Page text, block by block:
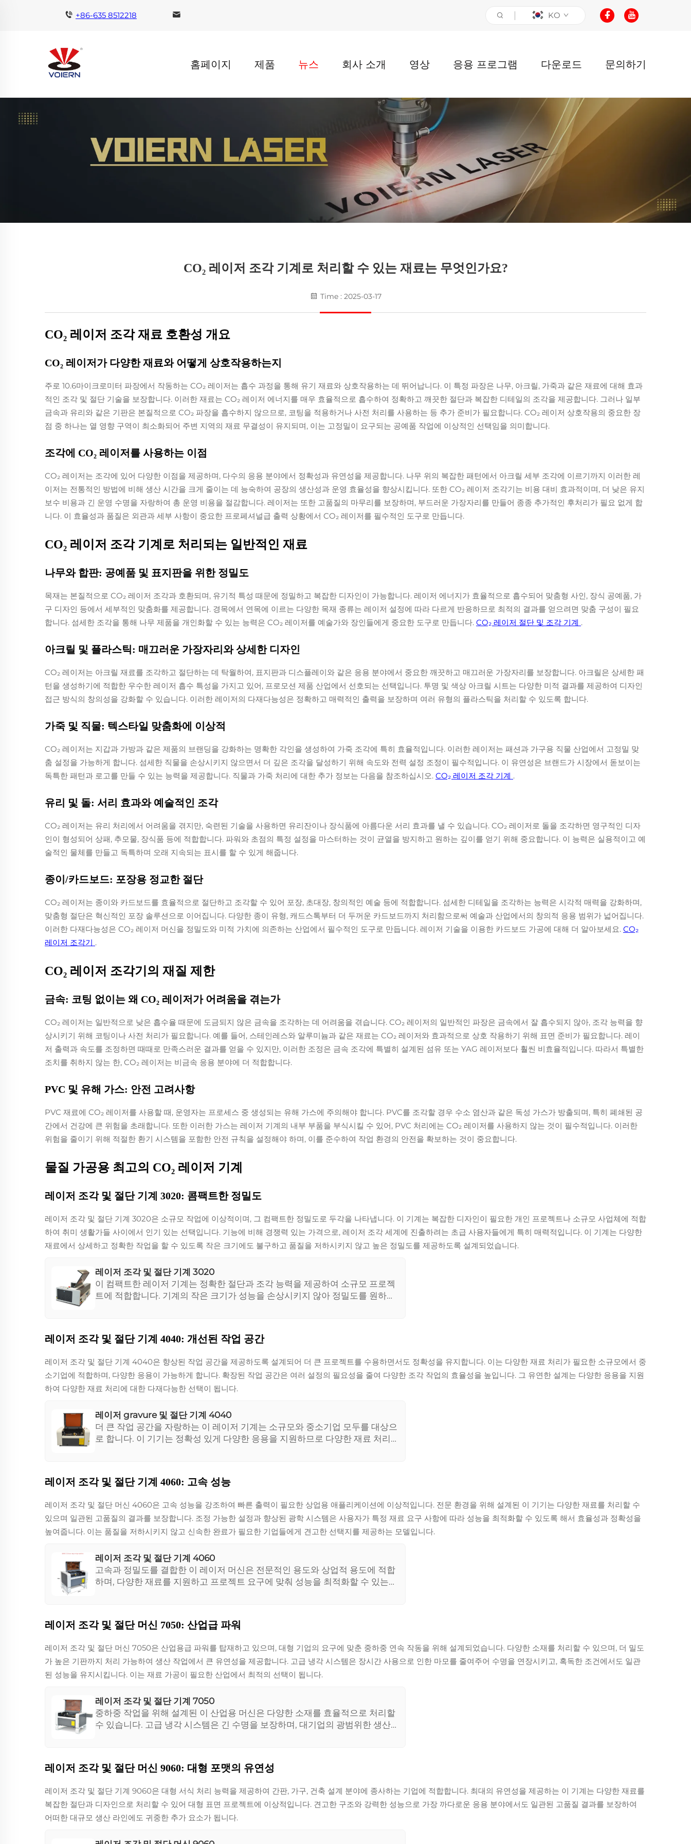
+86-635 8512218 KO
홈페이지 제품 뉴스 회사 소개 영상 응용 프로그램 다운로드 문의하기
CO₂ 레이저 조각 기계로 처리할 수 있는 재료는 무엇인가요?
Time : 2025-03-17
CO₂ 레이저 조각 재료 호환성 개요
CO₂ 레이저가 다양한 재료와 어떻게 상호작용하는지
주로 10.6마이크로미터 파장에서 작동하는 CO₂ 레이저는 흡수 과정을 통해 유기 재료와 상호작용하는 데 뛰어납니다. 이 특정 파장은 나무, 아크릴, 가죽과 같은 재료에 대해 효과
적인 조각 및 절단 기술을 보장합니다. 이러한 재료는 CO₂ 레이저 에너지를 매우 효율적으로 흡수하여 정확하고 깨끗한 절단과 복잡한 디테일의 조각을 제공합니다. 그러나 일부
금속과 유리와 같은 기판은 본질적으로 CO₂ 파장을 흡수하지 않으므로, 코팅을 적용하거나 사전 처리를 사용하는 등 추가 준비가 필요합니다. CO₂ 레이저 상호작용의 중요한 장
점 중 하나는 열 영향 구역이 최소화되어 주변 지역의 재료 무결성이 유지되며, 이는 고정밀이 요구되는 공예품 작업에 이상적인 선택임을 의미합니다.
조각에 CO₂ 레이저를 사용하는 이점
CO₂ 레이저는 조각에 있어 다양한 이점을 제공하며, 다수의 응용 분야에서 정확성과 유연성을 제공합니다. 나무 위의 복잡한 패턴에서 아크릴 세부 조각에 이르기까지 이러한 레
이저는 전통적인 방법에 비해 생산 시간을 크게 줄이는 데 능숙하여 공장의 생산성과 운영 효율성을 향상시킵니다. 또한 CO₂ 레이저 조각기는 비용 대비 효과적이며, 더 낮은 유지
보수 비용과 긴 운영 수명을 자랑하여 총 운영 비용을 절감합니다. 레이저는 또한 고품질의 마무리를 보장하며, 부드러운 가장자리를 만들어 종종 추가적인 후처리가 필요 없게 합
니다. 이 효율성과 품질은 외관과 세부 사항이 중요한 프로페셔널급 출력 상황에서 CO₂ 레이저를 필수적인 도구로 만듭니다.
CO₂ 레이저 조각 기계로 처리되는 일반적인 재료
나무와 합판: 공예품 및 표지판을 위한 정밀도
목재는 본질적으로 CO₂ 레이저 조각과 호환되며, 유기적 특성 때문에 정밀하고 복잡한 디자인이 가능합니다. 레이저 에너지가 효율적으로 흡수되어 맞춤형 사인, 장식 공예품, 가
구 디자인 등에서 세부적인 맞춤화를 제공합니다. 경목에서 연목에 이르는 다양한 목재 종류는 레이저 설정에 따라 다르게 반응하므로 최적의 결과를 얻으려면 맞춤 구성이 필요
합니다. 섬세한 조각을 통해 나무 제품을 개인화할 수 있는 능력은 CO₂ 레이저를 예술가와 장인들에게 중요한 도구로 만듭니다. CO₂ 레이저 절단 및 조각 기계 .
아크릴 및 플라스틱: 매끄러운 가장자리와 상세한 디자인
CO₂ 레이저는 아크릴 재료를 조각하고 절단하는 데 탁월하여, 표지판과 디스플레이와 같은 응용 분야에서 중요한 깨끗하고 매끄러운 가장자리를 보장합니다. 아크릴은 상세한 패
턴을 생성하기에 적합한 우수한 레이저 흡수 특성을 가지고 있어, 프로모션 제품 산업에서 선호되는 선택입니다. 투명 및 색상 아크릴 시트는 다양한 미적 결과를 제공하여 디자인
접근 방식의 창의성을 강화할 수 있습니다. 이러한 레이저의 다재다능성은 정확하고 매력적인 출력을 보장하며 여러 유형의 플라스틱을 처리할 수 있도록 합니다.
가죽 및 직물: 텍스타일 맞춤화에 이상적
CO₂ 레이저는 지갑과 가방과 같은 제품의 브랜딩을 강화하는 명확한 각인을 생성하여 가죽 조각에 특히 효율적입니다. 이러한 레이저는 패션과 가구용 직물 산업에서 고정밀 맞
춤 설정을 가능하게 합니다. 섬세한 직물을 손상시키지 않으면서 더 깊은 조각을 달성하기 위해 속도와 전력 설정 조정이 필수적입니다. 이 유연성은 브랜드가 시장에서 돋보이는
독특한 패턴과 로고를 만들 수 있는 능력을 제공합니다. 직물과 가죽 처리에 대한 추가 정보는 다음을 참조하십시오. CO₂ 레이저 조각 기계 .
유리 및 돌: 서리 효과와 예술적인 조각
CO₂ 레이저는 유리 처리에서 어려움을 겪지만, 숙련된 기술을 사용하면 유리잔이나 장식품에 아름다운 서리 효과를 낼 수 있습니다. CO₂ 레이저로 돌을 조각하면 영구적인 디자
인이 형성되어 상패, 추모물, 장식품 등에 적합합니다. 파워와 초점의 특정 설정을 마스터하는 것이 균열을 방지하고 원하는 깊이를 얻기 위해 중요합니다. 이 능력은 실용적이고 예
술적인 물체를 만들고 독특하며 오래 지속되는 표시를 할 수 있게 해줍니다.
종이/카드보드: 포장용 정교한 절단
CO₂ 레이저는 종이와 카드보드를 효율적으로 절단하고 조각할 수 있어 포장, 초대장, 창의적인 예술 등에 적합합니다. 섬세한 디테일을 조각하는 능력은 시각적 매력을 강화하며,
맞춤형 절단은 혁신적인 포장 솔루션으로 이어집니다. 다양한 종이 유형, 캐드스톡부터 더 두꺼운 카드보드까지 처리함으로써 예술과 산업에서의 창의적 응용 범위가 넓어집니다.
이러한 다재다능성은 CO₂ 레이저 머신을 정밀도와 미적 가치에 의존하는 산업에서 필수적인 도구로 만듭니다. 레이저 기술을 이용한 카드보드 가공에 대해 더 알아보세요. CO₂
레이저 조각기 .
CO₂ 레이저 조각기의 재질 제한
금속: 코팅 없이는 왜 CO₂ 레이저가 어려움을 겪는가
CO₂ 레이저는 일반적으로 낮은 흡수율 때문에 도금되지 않은 금속을 조각하는 데 어려움을 겪습니다. CO₂ 레이저의 일반적인 파장은 금속에서 잘 흡수되지 않아, 조각 능력을 향
상시키기 위해 코팅이나 사전 처리가 필요합니다. 예를 들어, 스테인레스와 알루미늄과 같은 재료는 CO₂ 레이저와 효과적으로 상호 작용하기 위해 표면 준비가 필요합니다. 레이
저 출력과 속도를 조정하면 때때로 만족스러운 결과를 얻을 수 있지만, 이러한 조정은 금속 조각에 특별히 설계된 섬유 또는 YAG 레이저보다 훨씬 비효율적입니다. 따라서 특별한
조치를 취하지 않는 한, CO₂ 레이저는 비금속 응용 분야에 더 적합합니다.
PVC 및 유해 가스: 안전 고려사항
PVC 재료에 CO₂ 레이저를 사용할 때, 운영자는 프로세스 중 생성되는 유해 가스에 주의해야 합니다. PVC를 조각할 경우 수소 염산과 같은 독성 가스가 방출되며, 특히 폐쇄된 공
간에서 건강에 큰 위험을 초래합니다. 또한 이러한 가스는 레이저 기계의 내부 부품을 부식시킬 수 있어, PVC 처리에는 CO₂ 레이저를 사용하지 않는 것이 필수적입니다. 이러한
위험을 줄이기 위해 적절한 환기 시스템을 포함한 안전 규칙을 설정해야 하며, 이를 준수하여 작업 환경의 안전을 확보하는 것이 중요합니다.
물질 가공용 최고의 CO₂ 레이저 기계
레이저 조각 및 절단 기계 3020: 콤팩트한 정밀도
레이저 조각 및 절단 기계 3020은 소규모 작업에 이상적이며, 그 컴팩트한 정밀도로 두각을 나타냅니다. 이 기계는 복잡한 디자인이 필요한 개인 프로젝트나 소규모 사업체에 적합
하여 취미 생활가들 사이에서 인기 있는 선택입니다. 기능에 비해 경쟁력 있는 가격으로, 레이저 조각 세계에 진출하려는 초급 사용자들에게 특히 매력적입니다. 이 기계는 다양한
재료에서 상세하고 정확한 작업을 할 수 있도록 작은 크기에도 불구하고 품질을 저하시키지 않고 높은 정밀도를 제공하도록 설계되었습니다.
레이저 조각 및 절단 기계 3020
이 컴팩트한 레이저 기계는 정확한 절단과 조각 능력을 제공하여 소규모 프로젝
트에 적합합니다. 기계의 작은 크기가 성능을 손상시키지 않아 정밀도를 원하는
레이저 조각 및 절단 기계 4040: 개선된 작업 공간
레이저 조각 및 절단 기계 4040은 향상된 작업 공간을 제공하도록 설계되어 더 큰 프로젝트를 수용하면서도 정확성을 유지합니다. 이는 다양한 재료 처리가 필요한 소규모에서 중
소기업에 적합하며, 다양한 응용이 가능하게 합니다. 확장된 작업 공간은 여러 설정의 필요성을 줄여 다양한 조각 작업의 효율성을 높입니다. 그 유연한 설계는 다양한 응용을 지원
하여 다양한 재료 처리에 대한 다재다능한 선택이 됩니다.
레이저 gravure 및 절단 기계 4040
더 큰 작업 공간을 자랑하는 이 레이저 기계는 소규모와 중소기업 모두를 대상으
로 합니다. 이 기기는 정확성 있게 다양한 응용을 지원하므로 다양한 재료 처리
레이저 조각 및 절단 기계 4060: 고속 성능
레이저 조각 및 절단 머신 4060은 고속 성능을 강조하여 빠른 출력이 필요한 상업용 애플리케이션에 이상적입니다. 전문 환경을 위해 설계된 이 기기는 다양한 재료를 처리할 수
있으며 일관된 고품질의 결과를 보장합니다. 조정 가능한 설정과 향상된 광학 시스템은 사용자가 특정 재료 요구 사항에 따라 성능을 최적화할 수 있도록 해서 효율성과 정확성을
높여줍니다. 이는 품질을 저하시키지 않고 신속한 완료가 필요한 기업들에게 견고한 선택지를 제공하는 모델입니다.
레이저 조각 및 절단 기계 4060
고속과 정밀도를 결합한 이 레이저 머신은 전문적인 용도와 상업적 용도에 적합
하며, 다양한 재료를 지원하고 프로젝트 요구에 맞춰 성능을 최적화할 수 있는
레이저 조각 및 절단 머신 7050: 산업급 파워
레이저 조각 및 절단 머신 7050은 산업용급 파워를 탑재하고 있으며, 대형 기업의 요구에 맞춘 중하중 연속 작동을 위해 설계되었습니다. 다양한 소재를 처리할 수 있으며, 더 밀도
가 높은 기판까지 처리 가능하여 생산 작업에서 큰 유연성을 제공합니다. 고급 냉각 시스템은 장시간 사용으로 인한 마모를 줄여주어 수명을 연장시키고, 혹독한 조건에서도 일관
된 성능을 유지시킵니다. 이는 재료 가공이 필요한 산업에서 최적의 선택이 됩니다.
레이저 조각 및 절단 기계 7050
중하중 작업을 위해 설계된 이 산업용 머신은 다양한 소재를 효율적으로 처리할
수 있습니다. 고급 냉각 시스템은 긴 수명을 보장하며, 대기업의 광범위한 생산
레이저 조각 및 절단 머신 9060: 대형 포맷의 유연성
레이저 조각 및 절단 기계 9060은 대형 서식 처리 능력을 제공하여 간판, 가구, 건축 설계 분야에 종사하는 기업에 적합합니다. 최대의 유연성을 제공하는 이 기계는 다양한 재료를
복잡한 절단과 디자인으로 처리할 수 있어 대형 표면 프로젝트에 이상적입니다. 견고한 구조와 강력한 성능으로 가장 까다로운 응용 분야에서도 일관된 고품질 결과를 보장하여
어떠한 대규모 생산 라인에도 귀중한 추가 요소가 됩니다.